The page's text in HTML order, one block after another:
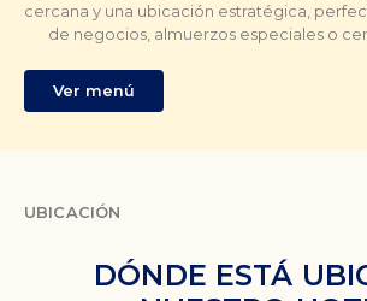
cercana y una ubicación estratégica,
de negocios, almuerzos especiales o
Ver menú
UBICACIÓN
DÓNDE ESTÁ